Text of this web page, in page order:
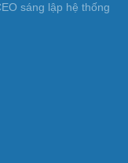
sáng lập hệ thống